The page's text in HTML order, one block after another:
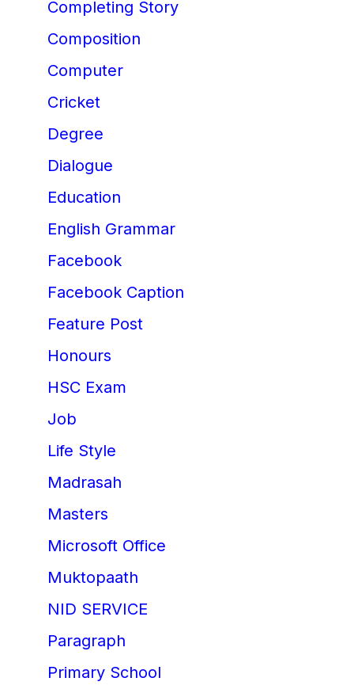
Completing Story
Composition
Computer
Cricket
Degree
Dialogue
Education
English Grammar
Facebook
Facebook Caption
Feature Post
Honours
HSC Exam
Job
Life Style
Madrasah
Masters
Microsoft Office
Muktopaath
NID SERVICE
Paragraph
Primary School